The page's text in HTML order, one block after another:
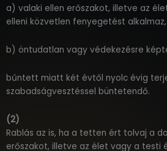
a) valaki ellen erőszakot, illetve az
elleni közvetlen fenyegetést
b) öntudatlan vagy védekezésre
bűntett miatt két évtől nyolc évig
szabadságvesztéssel büntetendő.
(2)
Rablás az is, ha a tetten ért tolvaj a
erőszakot, illetve az élet vagy a testi